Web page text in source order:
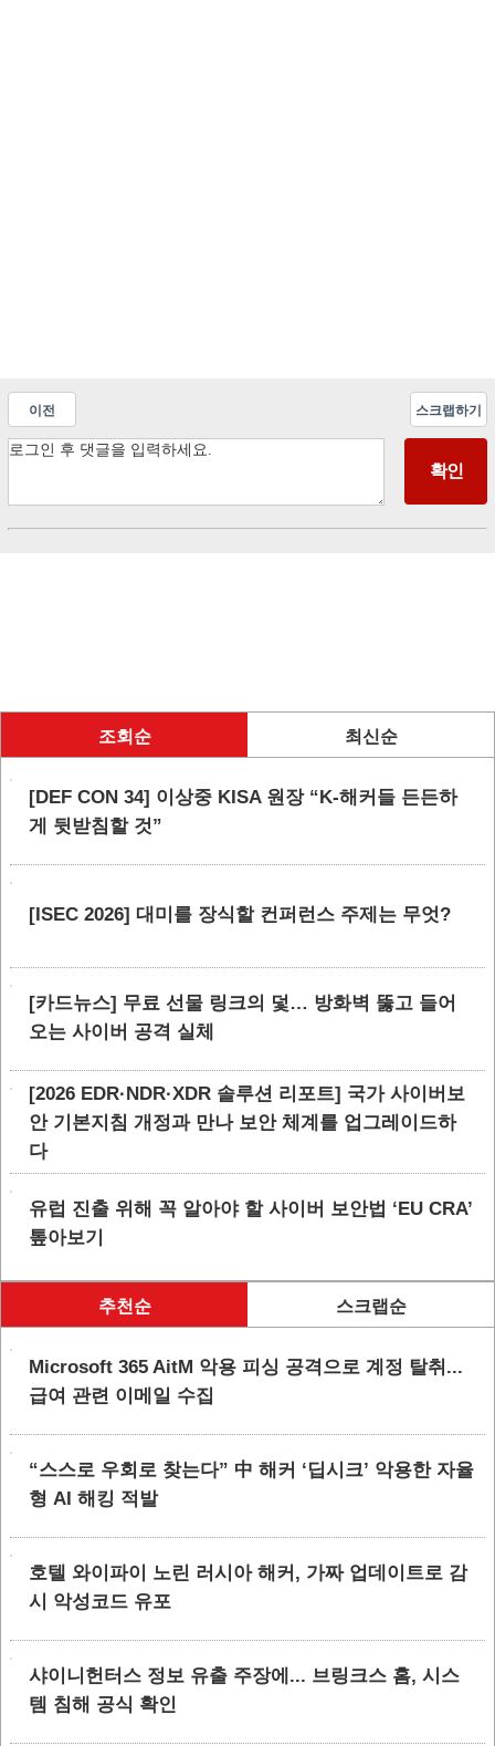
이전 스크랩하기
조회순 최신순
[DEF CON 34] 이상중 KISA 원장 “K-해커들 든든하
게 뒷받침할 것”
[ISEC 2026] 대미를 장식할 컨퍼런스 주제는 무엇?
[카드뉴스] 무료 선물 링크의 덫… 방화벽 뚫고 들어
오는 사이버 공격 실체
[2026 EDR·NDR·XDR 솔루션 리포트] 국가 사이버보
안 기본지침 개정과 만나 보안 체계를 업그레이드하
다
유럽 진출 위해 꼭 알아야 할 사이버 보안법 ‘EU CRA’
톺아보기
추천순 스크랩순
Microsoft 365 AitM 악용 피싱 공격으로 계정 탈취...
급여 관련 이메일 수집
“스스로 우회로 찾는다” 中 해커 ‘딥시크’ 악용한 자율
형 AI 해킹 적발
호텔 와이파이 노린 러시아 해커, 가짜 업데이트로 감
시 악성코드 유포
샤이니헌터스 정보 유출 주장에... 브링크스 홈, 시스
템 침해 공식 확인